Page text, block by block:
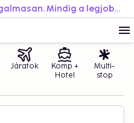
Foglalj könnyedén. Utazz rugalmasan. Mindig a legjobb áron.
Járatok
Komp +
Hotel
Multi-
stop